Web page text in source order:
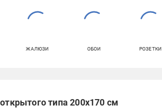
ЖАЛЮЗИ ОБОИ РОЗЕТКИ
типа 200х170 см